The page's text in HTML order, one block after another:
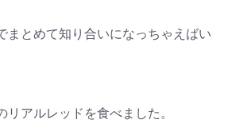
まとめて知り合いになっちゃえばい
アルレッドを食べました。